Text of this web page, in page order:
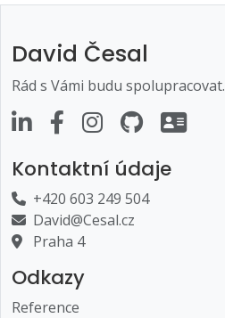
David Česal
Rád s Vámi budu spolupracovat.
Kontaktní údaje
+420 603 249 504
David@Cesal.cz
Praha 4
Odkazy
Reference